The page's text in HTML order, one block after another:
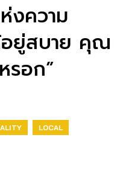
งความ
อยู่สบาย คุณ
รอก”
LOCAL